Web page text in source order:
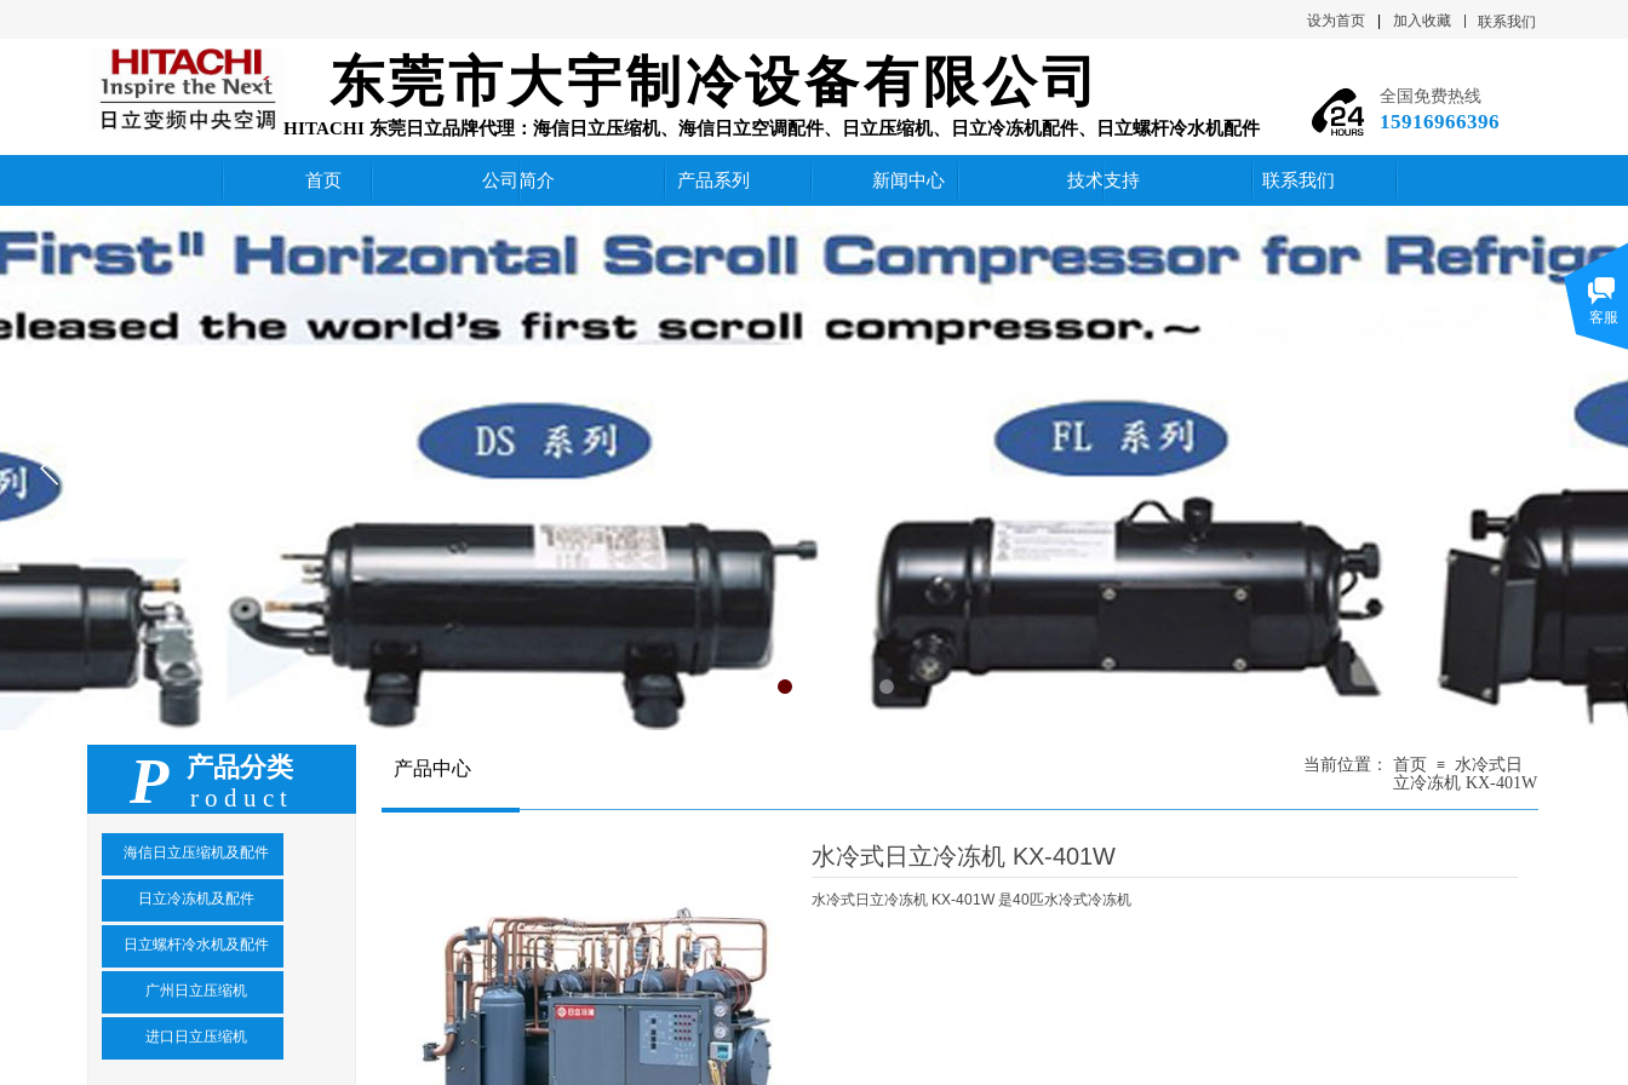
设为首页 加入收藏 联系我们
HITACHI 东莞日立品牌代理：海信日立压缩机、海信日立空调配件、日立压缩机、日立冷冻机配件、日立螺杆冷水机配件
全国免费热线
15916966396
东莞市大宇制冷设备有限公司
首页 公司简介 产品系列 新闻中心 技术支持 联系我们
P 产品分类 产品中心 当前位置： 首页 ≡ 水冷式日
立冷冻机 KX-401W
roduct
水冷式日立冷冻机 KX-401W
水冷式日立冷冻机 KX-401W 是40匹水冷式冷冻机
海信日立压缩机及配件
日立冷冻机及配件
日立螺杆冷水机及配件
广州日立压缩机
进口日立压缩机
客服